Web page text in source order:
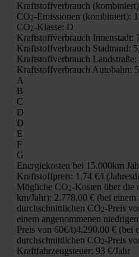
Kraft­stoff­ver­brauch
CO2-Emis­sio­nen (kom­bi­niert):
CO2-Klas­se: D
Kraft­stoff­ver­brauch Innen­stadt:
Kraft­stoff­ver­brauch Stadt­rand:
Kraft­stoff­ver­brauch Land­stra­ße:
Kraft­stoff­ver­brauch Auto­bahn:
A
B
C
D
D
E
F
G
Ener­gie­kos­ten bei 15.000km
Kraft­stoff­preis: 1,74 €/l
Mög­li­che CO2-Kos­ten über die
km/Jahr): 2.778,00 € (bei einem
durch­schnitt­li­chen CO2-Preis
einem ange­nom­me­nen
Preis von 60€/t)4.290,00 € (bei
durch­schnitt­li­chen CO2-Preis
Kraft­fahr­zeug­steu­er: 93 €/Jahr